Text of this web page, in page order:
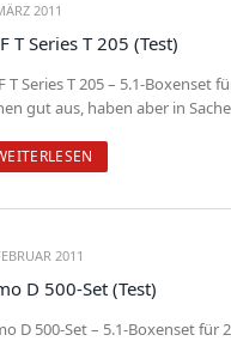
2011
T Series T 205 (Test)
T Series T 205 – 5.1-Boxenset
gut aus, haben aber in
2011
D 500-Set (Test)
D 500-Set – 5.1-Boxenset für